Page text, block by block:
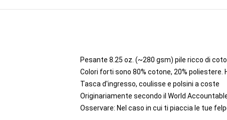
Pesante 8.25 oz. (~280 gsm) pile ricco di
Colori forti sono 80% cotone, 20% poliestere.
Tasca d'ingresso, coulisse e polsini a coste
Originariamente secondo il World
Osservare: Nel caso in cui ti piaccia le tue